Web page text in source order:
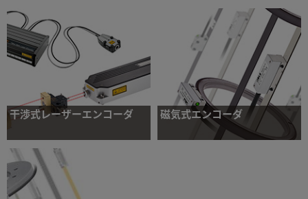
干渉式レーザーエンコーダ
各種要件に対応できる OEM 向けの干渉計を
使用したレーザーエンコーダ
磁気式エンコーダ